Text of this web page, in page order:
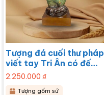
Tượng đá cuối thư pháp
viết tay Tri Ân có đế
BT-TG03
2.250.000 ₫
Tượng gốm sứ